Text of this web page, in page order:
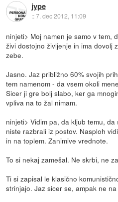
jype
::7. dec 2012, 11:09
ninjeti> Moj namen je samo v tem,
živi dostojno življenje in ima dovolj
zebe.
Jasno. Jaz približno 60% svojih
tem namenom - da vsem okoli
Sicer ji gre bolj slabo, ker ga
vpliva na to žal nimam.
ninjeti> Vidim pa, da kljub temu,
niste razbrali iz postov. Nasploh
in na toplem. Zanimive vrednote.
To si nekaj zamešal. Ne skrbi, ne
Ti si zapisal le klasično
strinjajo. Jaz sicer se, ampak ne